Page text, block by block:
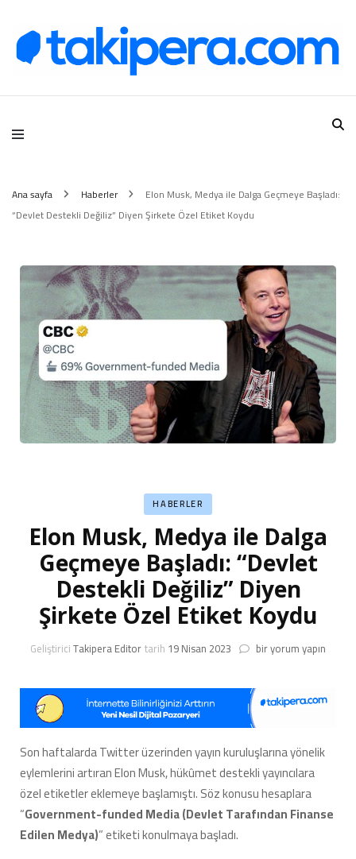
Takipera Dijital Hizmetler
Ana sayfa Haberler
Elon Musk, Medya ile Dalga Geçmeye Başladı:
“Devlet Destekli Değiliz” Diyen Şirkete Özel Etiket Koydu
HABERLER
Elon Musk, Medya ile Dalga
Geçmeye Başladı: “Devlet
Destekli Değiliz” Diyen
Şirkete Özel Etiket Koydu
GeliştiriciTakipera Editortarih 19 Nisan 2023 Elon
ile
Dalga
Geçmeye
Başladı:
“Devlet
Destekli
Değiliz”
Diyen
Şirkete
bir yorum yapın
Son haftalarda Twitter üzerinden yayın kuruluşlarına yönelik
eylemlerini artıran Elon Musk, hükûmet destekli yayıncılara
özel etiketler eklemeye başlamıştı. Söz konusu hesaplara
“Government-funded Media (Devlet Tarafından Finanse
Edilen Medya)” etiketi konulmaya başladı.